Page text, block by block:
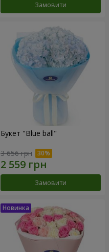
Замовити
Букет "Blue ball"
3 656 грн
Замовити